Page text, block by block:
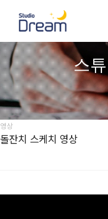
스
영상
돌잔치 스케치 영상